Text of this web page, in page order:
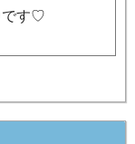
です♡